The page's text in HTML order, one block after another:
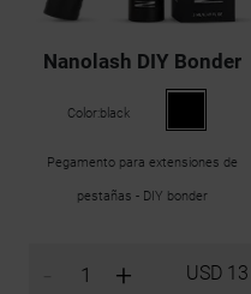
Nanolash DIY Bonder
Color:black
Pegamento para extensiones de
pestañas - DIY bonder
USD 13
+